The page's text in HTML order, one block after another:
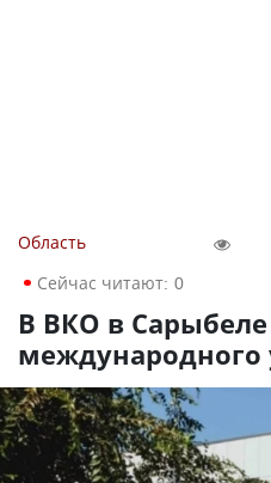
Область
Сейчас читают: 0
В ВКО в Сарыбеле
международного